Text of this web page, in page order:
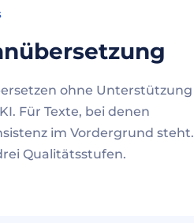
ohne Unterstützung
Für Texte, bei denen
im Vordergrund steht.
Qualitätsstufen.